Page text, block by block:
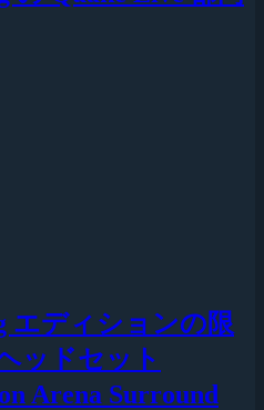
エディションの限
ッドセット
Arena Surround